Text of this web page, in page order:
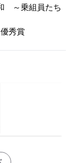
～乗組員たち
秀賞